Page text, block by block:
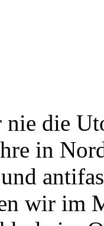
nie die
in
wir im